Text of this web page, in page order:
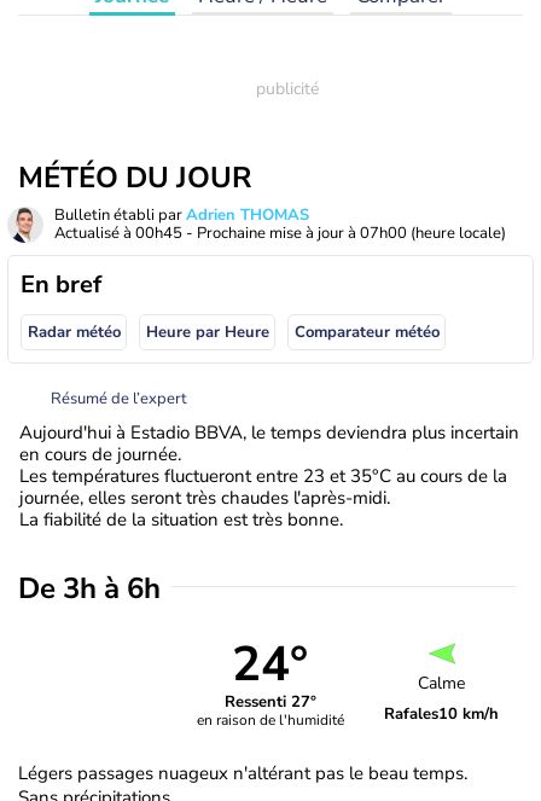
MÉTÉO DU JOUR
Bulletin établi parAdrien THOMAS
Actualisé à 00h45 - Prochaine mise à jour à 07h00 (heure locale)
En bref
Radar météo Heure par Heure Comparateur météo
Résumé de l’expert
Aujourd'hui à Estadio BBVA, le temps deviendra plus incertain
en cours de journée.
Les températures fluctueront entre 23 et 35°C au cours de la
journée, elles seront très chaudes l'après-midi.
La fiabilité de la situation est très bonne.
De 3h à 6h
24°
Ressenti 27°
en raison de l'humidité
Calme
Rafales10 km/h
Légers passages nuageux n'altérant pas le beau temps.